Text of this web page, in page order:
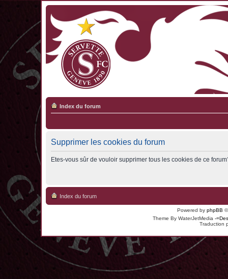
Index du forum
Supprimer les cookies du forum
Etes-vous sûr de vouloir supprimer tous les cookies de ce
Index du forum
Powered by phpBB
Theme By WaterJetMedia -
Traduction